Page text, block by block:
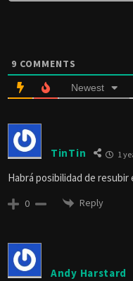
9 COMMENTS
Newest
TinTin 1
Habrá posibilidad de resubir
0 Reply
Andy Harstard